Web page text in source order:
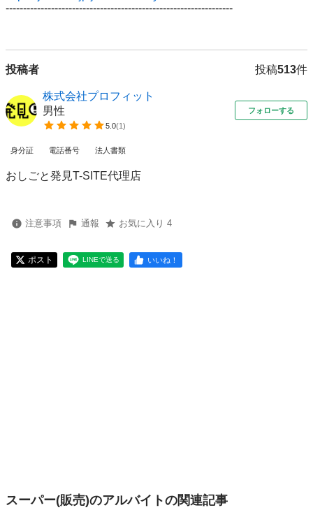
-----------------------------------------------------------------
投稿者 投稿513件
株式会社プロフィット
男性
5.0(1)
フォローする
身分証 電話番号 法人書類
おしごと発見T-SITE代理店
注意事項 通報 お気に入り 4
ポスト LINEで送る いいね！
スーパー(販売)のアルバイトの関連記事